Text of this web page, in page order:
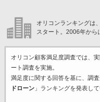
オリコンランキングは
スタート。2006年から
オリコン顧客満足度調査では、
ート調査を実施。
満足度に関する回答を基に、調
ドローン」ランキングを発表して